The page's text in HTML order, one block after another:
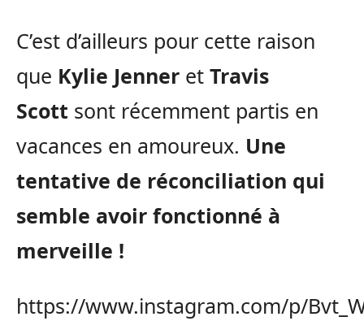
C’est d’ailleurs pour cette raison
que Kylie Jenner et Travis
Scott sont récemment partis en
vacances en amoureux. Une
tentative de réconciliation qui
semble avoir fonctionné à
merveille !
https://www.instagram.com/p/